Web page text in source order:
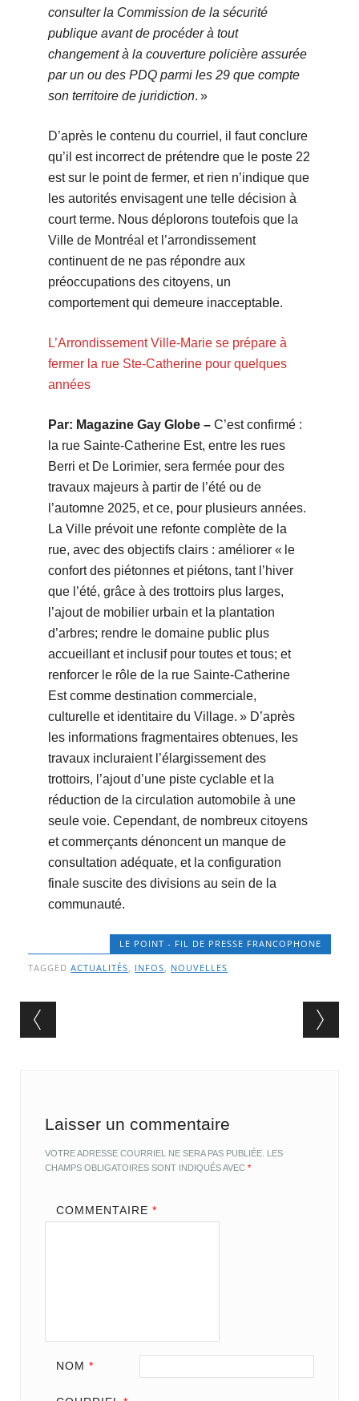
consulter la Commission de la sécurité
publique avant de procéder à tout
changement à la couverture policière assurée
par un ou des PDQ parmi les 29 que compte
son territoire de juridiction. »
D’après le contenu du courriel, il faut conclure
qu’il est incorrect de prétendre que le poste 22
est sur le point de fermer, et rien n’indique que
les autorités envisagent une telle décision à
court terme. Nous déplorons toutefois que la
Ville de Montréal et l’arrondissement
continuent de ne pas répondre aux
préoccupations des citoyens, un
comportement qui demeure inacceptable.
L’Arrondissement Ville-Marie se prépare à
fermer la rue Ste-Catherine pour quelques
années
Par: Magazine Gay Globe –C’est confirmé :
la rue Sainte-Catherine Est, entre les rues
Berri et De Lorimier, sera fermée pour des
travaux majeurs à partir de l’été ou de
l’automne 2025, et ce, pour plusieurs années.
La Ville prévoit une refonte complète de la
rue, avec des objectifs clairs : améliorer « le
confort des piétonnes et piétons, tant l’hiver
que l’été, grâce à des trottoirs plus larges,
l’ajout de mobilier urbain et la plantation
d’arbres; rendre le domaine public plus
accueillant et inclusif pour toutes et tous; et
renforcer le rôle de la rue Sainte-Catherine
Est comme destination commerciale,
culturelle et identitaire du Village. » D’après
les informations fragmentaires obtenues, les
travaux incluraient l’élargissement des
trottoirs, l’ajout d’une piste cyclable et la
réduction de la circulation automobile à une
seule voie. Cependant, de nombreux citoyens
et commerçants dénoncent un manque de
consultation adéquate, et la configuration
finale suscite des divisions au sein de la
communauté.
LE POINT - FIL DE PRESSE FRANCOPHONE
TAGGEDACTUALITÉS, INFOS, NOUVELLES
Post navigation
Laisser un commentaire
VOTRE ADRESSE COURRIEL NE SERA PAS PUBLIÉE. LES
CHAMPS OBLIGATOIRES SONT INDIQUÉS AVEC*
COMMENTAIRE *
NOM *